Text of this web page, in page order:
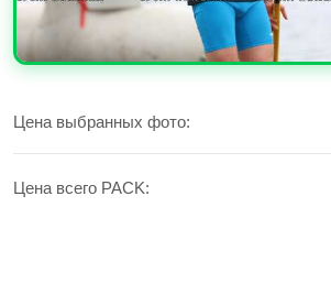
Цена выбранных фото:
Цена всего PACK: